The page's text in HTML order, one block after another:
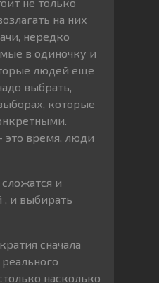
на них
нередко
в одиночку и
людей еще
выбрать,
которые
время, люди
и
, и выбирать
сначала
насколько